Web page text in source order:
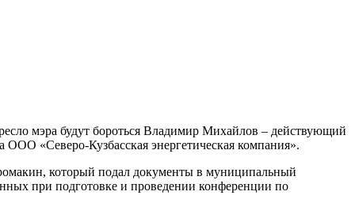
мэра будут бороться Владимир Михайлов – действующий
«Северо-Кузбасская энергетическая компания».
который подал документы в муниципальный
при подготовке и проведении конференции по